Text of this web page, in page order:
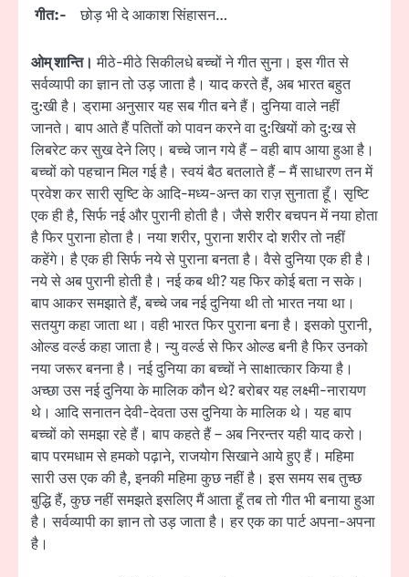
गीत:-
छोड़ भी दे आकाश सिंहासन…
ओम् शान्ति। मीठे-मीठे सिकीलधे बच्चों ने गीत सुना। इस गीत से
सर्वव्यापी का ज्ञान तो उड़ जाता है। याद करते हैं, अब भारत बहुत
दु:खी है। ड्रामा अनुसार यह सब गीत बने हैं। दुनिया वाले नहीं
जानते। बाप आते हैं पतितों को पावन करने वा दु:खियों को दु:ख से
लिबरेट कर सुख देने लिए। बच्चे जान गये हैं – वही बाप आया हुआ है।
बच्चों को पहचान मिल गई है। स्वयं बैठ बतलाते हैं – मैं साधारण तन में
प्रवेश कर सारी सृष्टि के आदि-मध्य-अन्त का राज़ सुनाता हूँ। सृष्टि
एक ही है, सिर्फ नई और पुरानी होती है। जैसे शरीर बचपन में नया होता
है फिर पुराना होता है। नया शरीर, पुराना शरीर दो शरीर तो नहीं
कहेंगे। है एक ही सिर्फ नये से पुराना बनता है। वैसे दुनिया एक ही है।
नये से अब पुरानी होती है। नई कब थी? यह फिर कोई बता न सके।
बाप आकर समझाते हैं, बच्चे जब नई दुनिया थी तो भारत नया था।
सतयुग कहा जाता था। वही भारत फिर पुराना बना है। इसको पुरानी,
ओल्ड वर्ल्ड कहा जाता है। न्यु वर्ल्ड से फिर ओल्ड बनी है फिर उनको
नया जरूर बनना है। नई दुनिया का बच्चों ने साक्षात्कार किया है।
अच्छा उस नई दुनिया के मालिक कौन थे? बरोबर यह लक्ष्मी-नारायण
थे। आदि सनातन देवी-देवता उस दुनिया के मालिक थे। यह बाप
बच्चों को समझा रहे हैं। बाप कहते हैं – अब निरन्तर यही याद करो।
बाप परमधाम से हमको पढ़ाने, राजयोग सिखाने आये हुए हैं। महिमा
सारी उस एक की है, इनकी महिमा कुछ नहीं है। इस समय सब तुच्छ
बुद्धि हैं, कुछ नहीं समझते इसलिए मैं आता हूँ तब तो गीत भी बनाया हुआ
है। सर्वव्यापी का ज्ञान तो उड़ जाता है। हर एक का पार्ट अपना-अपना
है।